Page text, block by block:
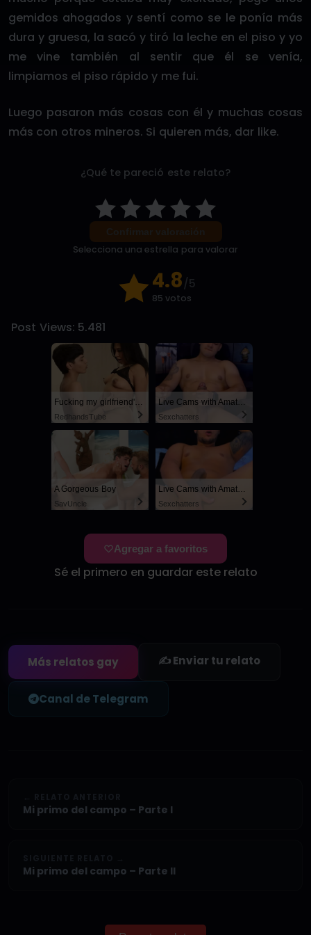
gemidos ahogados y sentí como se le ponía más
dura y gruesa, la sacó y tiró la leche en el piso y yo
me vine también al sentir que él se venía,
limpiamos el piso rápido y me fui.
Luego pasaron más cosas con él y muchas cosas
más con otros mineros. Si quieren más, dar like.
¿Qué te pareció este relato?
Selecciona una estrella para valorar
4.8/5
85 votos
Post Views: 5.481
Fucking my girlfriend's hot mommy by mistake
RedhandsTube
Live Cams with Amateur Men
Sexchatters
A Gorgeous Boy
SayUncle
Live Cams with Amateur Men
Sexchatters
Agregar a favoritos
Sé el primero en guardar este relato
Más relatos gay ✍️ Enviar tu relato
Canal de Telegram
Mi primo del campo – Parte I
Mi primo del campo – Parte II